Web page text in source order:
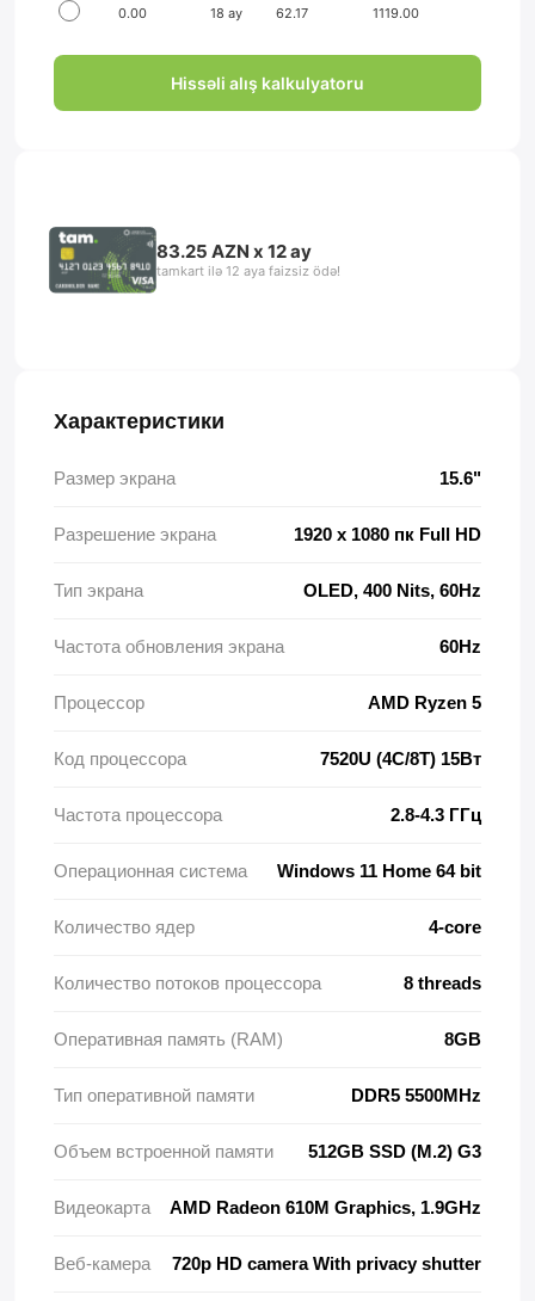
0.00 18 ay 62.17 1119.00
Hissəli alış kalkulyatoru
83.25 AZN x 12 ay
tamkart ilə 12 aya faizsiz ödə!
Характеристики
Размер экрана 15.6"
Разрешение экрана 1920 x 1080 пк Full HD
Тип экрана OLED, 400 Nits, 60Hz
Частота обновления экрана 60Hz
Процессор AMD Ryzen 5
Код процессора 7520U (4C/8T) 15Вт
Частота процессора 2.8-4.3 ГГц
Операционная система Windows 11 Home 64 bit
Количество ядер 4-core
Количество потоков процессора 8 threads
Оперативная память (RAM) 8GB
Тип оперативной памяти DDR5 5500MHz
Объем встроенной памяти 512GB SSD (M.2) G3
Видеокарта AMD Radeon 610M Graphics, 1.9GHz
Веб-камера 720p HD camera With privacy shutter